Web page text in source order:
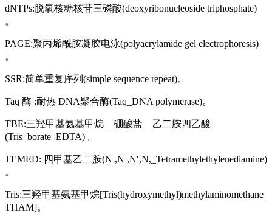
dNTPs:脱氧核糖核苷三磷酸(deoxyribonucleoside triphosphate)
。
PAGE:聚丙烯酰胺凝胶电泳(polyacrylamide gel electrophoresis)
。
SSR:简单重复序列(simple sequence repeat)。
Taq 酶 :耐热 DNA聚合酶(Taq_DNA polymerase)。
TBE:三羟甲基氨基甲烷__硼酸盐__乙二胺四乙酸
(Tris_borate_EDTA) 。
TEMED: 四甲基乙二胺(N ,N ,N′,N,_Tetramethylethylenediamine)
。
Tris:三羟甲基氨基甲烷[Tris(hydroxymethyl)methylaminomethane
THAM]。